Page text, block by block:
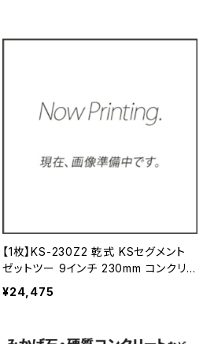
【1枚】KS-230Z2 乾式 KSセグメント
ゼットツー 9インチ 230mm コンクリ
ート・ブロックなどの切断 ダイヤモンド
カッター 刃 ks-230z2
¥24,475